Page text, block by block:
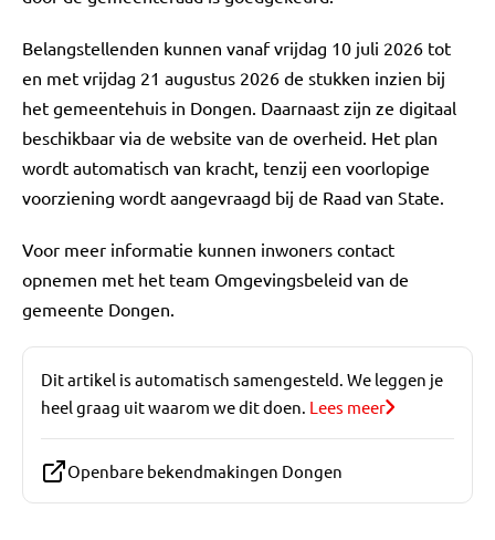
Belangstellenden kunnen vanaf vrijdag 10 juli 2026 tot
en met vrijdag 21 augustus 2026 de stukken inzien bij
het gemeentehuis in Dongen. Daarnaast zijn ze digitaal
beschikbaar via de website van de overheid. Het plan
wordt automatisch van kracht, tenzij een voorlopige
voorziening wordt aangevraagd bij de Raad van State.
Voor meer informatie kunnen inwoners contact
opnemen met het team Omgevingsbeleid van de
gemeente Dongen.
Dit artikel is automatisch samengesteld. We leggen je
heel graag uit waarom we dit doen. Lees meer
Openbare bekendmakingen Dongen